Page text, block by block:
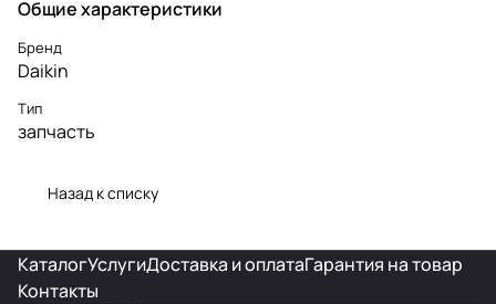
Общие характеристики
Бренд
Daikin
Тип
запчасть
Назад к списку
КаталогУслугиДоставка и оплатаГарантия на товар
Контакты